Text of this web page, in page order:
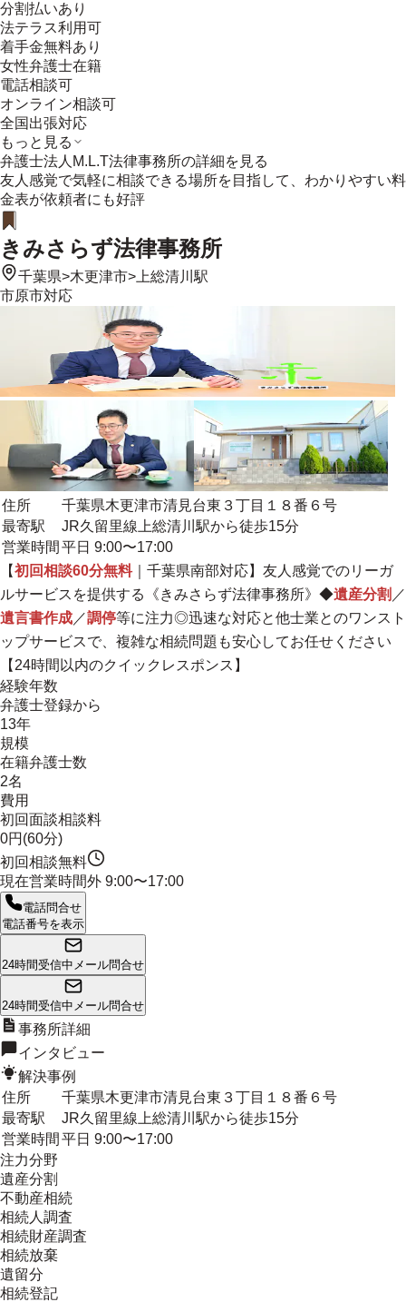
分割払いあり
法テラス利用可
着手金無料あり
女性弁護士在籍
電話相談可
オンライン相談可
全国出張対応
もっと見る
弁護士法人M.L.T法律事務所の詳細を見る
友人感覚で気軽に相談できる場所を目指して、わかりやすい料
金表が依頼者にも好評
きみさらず法律事務所
千葉県>木更津市> 上総清川駅
市原市対応
住所
千葉県木更津市清見台東３丁目１８番６号
最寄駅
JR久留里線上総清川駅から徒歩15分
営業時間 平日 9:00〜17:00
【初回相談60分無料｜千葉県南部対応】友人感覚でのリーガ
ルサービスを提供する《きみさらず法律事務所》◆遺産分割 ／
遺言書作成 ／調停等に注力◎迅速な対応と他士業とのワンスト
ップサービスで、複雑な相続問題も安心してお任せください
【24時間以内のクイックレスポンス】
経験年数
弁護士登録から
13年
規模
在籍弁護士数
2名
費用
初回面談相談料
0円(60分)
初回相談無料
現在営業時間外 9:00〜17:00
電話問合せ
電話番号を表示
24時間受信中 メール問合せ
24時間受信中 メール問合せ
事務所詳細
インタビュー
解決事例
住所
千葉県木更津市清見台東３丁目１８番６号
最寄駅
JR久留里線上総清川駅から徒歩15分
営業時間 平日 9:00〜17:00
注力分野
遺産分割
不動産相続
相続人調査
相続財産調査
相続放棄
遺留分
相続登記